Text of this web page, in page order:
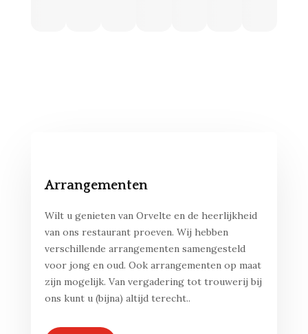
Arrangementen
Wilt u genieten van Orvelte en de heerlijkheid
van ons restaurant proeven. Wij hebben
verschillende arrangementen samengesteld
voor jong en oud. Ook arrangementen op maat
zijn mogelijk. Van vergadering tot trouwerij bij
ons kunt u (bijna) altijd terecht..